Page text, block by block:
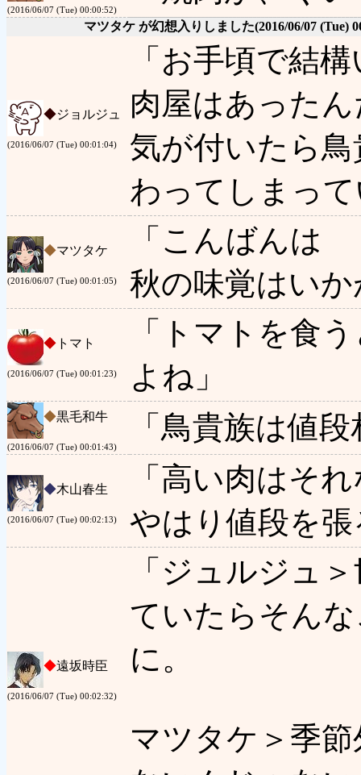
(2016/06/07 (Tue) 00:00:52)
マツタケ が幻想入りしました(2016/06/07 (Tue)
◆ジョルジュ
(2016/06/07 (Tue) 00:01:04)
「お手頃で結
肉屋はあった
気が付いたら
わってしまっ
◆マツタケ
(2016/06/07 (Tue) 00:01:05)
「こんばんは
秋の味覚はい
◆ トマト
(2016/06/07 (Tue) 00:01:23)
「トマトを食
よね」
◆黒毛和牛
(2016/06/07 (Tue) 00:01:43)
「鳥貴族は値
◆木山春生
(2016/06/07 (Tue) 00:02:13)
「高い肉はそ
やはり値段を
◆遠坂時臣
(2016/06/07 (Tue) 00:02:32)
「ジュルジュ
ていたらそん
に。
マツタケ＞季